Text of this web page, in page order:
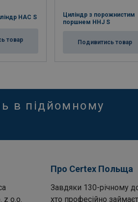
HAC S
товар
Циліндр з порожнистим
поршнем HHJ S
Подивитись товар
в підйомному
z o.o.
Про Certex Польща
Завдяки 130-річному
хто професійно